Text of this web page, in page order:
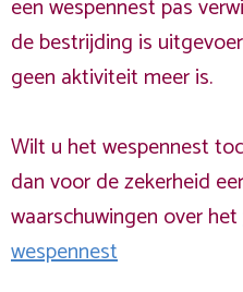
een wespennest pas
de bestrijding is
geen aktiviteit meer is.
Wilt u het wespennest
dan voor de zekerheid
waarschuwingen over het
wespennest